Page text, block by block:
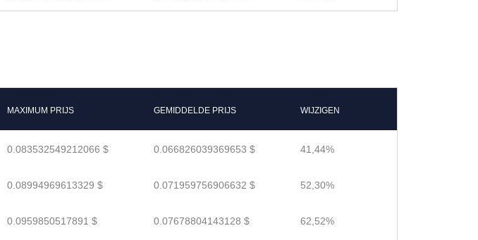
MAXIMUM PRIJS GEMIDDELDE PRIJS WIJZIGEN
0.083532549212066 $ 0.066826039369653 $ 41,44%
0.08994969613329 $ 0.071959756906632 $ 52,30%
0.0959850517891 $ 0.07678804143128 $ 62,52%